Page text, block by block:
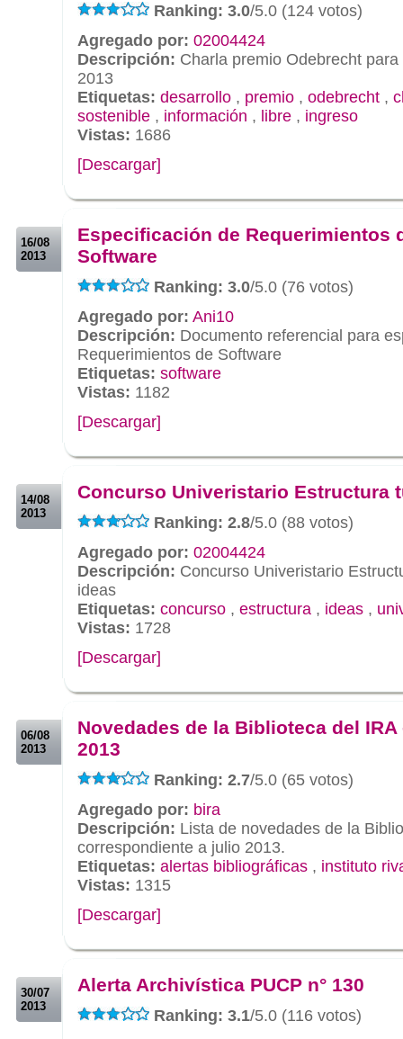
Ranking: 3.0/5.0 (124 votos)
Agregado por: 02004424
Descripción: Charla premio Odebrecht
2013
Etiquetas: desarrollo , premio , odebrecht ,
sostenible , información , libre , ingreso
Vistas: 1686
[Descargar]
16/08
2013
Especificación de Requerimientos
Software
Ranking: 3.0/5.0 (76 votos)
Agregado por: Ani10
Descripción: Documento referencial para
Requerimientos de Software
Etiquetas: software
Vistas: 1182
[Descargar]
14/08
2013
Concurso Univeristario Estructura
Ranking: 2.8/5.0 (88 votos)
Agregado por: 02004424
Descripción: Concurso Univeristario
ideas
Etiquetas: concurso , estructura , ideas ,
Vistas: 1728
[Descargar]
06/08
2013
Novedades de la Biblioteca del
2013
Ranking: 2.7/5.0 (65 votos)
Agregado por: bira
Descripción: Lista de novedades de la
correspondiente a julio 2013.
Etiquetas: alertas bibliográficas , instituto
Vistas: 1315
[Descargar]
30/07
2013
Alerta Archivística PUCP n° 130
Ranking: 3.1/5.0 (116 votos)